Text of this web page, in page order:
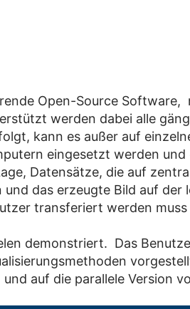
Open-Source
werden dabei alle
kann es außer auf
eingesetzt werden
Datensätze, die auf
das erzeugte Bild auf der
transferiert werden
demonstriert. Das
auf die parallele Version